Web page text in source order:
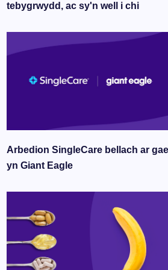
tebygrwydd, ac sy'n well i chi
Arbedion SingleCare bellach ar gael
yn Giant Eagle